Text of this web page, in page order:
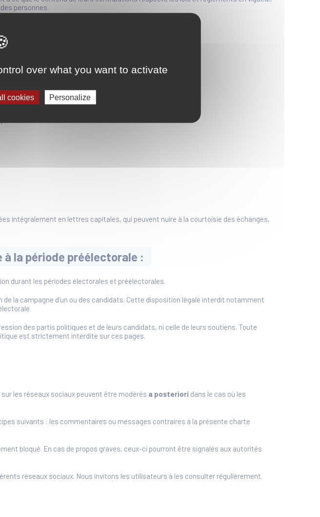
personnes.
xénophobe, homophobe, négationniste
intégralement en lettres capitales, qui peuvent nuire à la courtoisie des échanges,
la période préélectorale :
durant les périodes électorales et préélectorales.
la campagne d’un ou des candidats. Cette disposition légale interdit notamment
des partis politiques et de leurs candidats, ni celle de leurs soutiens. Toute
est strictement interdite sur ces pages.
sur les réseaux sociaux peuvent être modérés a posteriori dans le cas où les
suivants : les commentaires ou messages contraires à la présente charte
bloqué. En cas de propos graves, ceux-ci pourront être signalés aux autorités
réseaux sociaux. Nous invitons les utilisateurs à les consulter régulièrement.
over what you want to activate
cookies Personalize